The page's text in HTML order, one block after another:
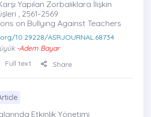
Yapılan Zorbalıklara İlişkin
, 2561-2569
on Bullyıng Against Teachers
10.29228/ASRJOURNAL.68734
-Adem Bayar
Full text Share
Etkinlik Yönetimi